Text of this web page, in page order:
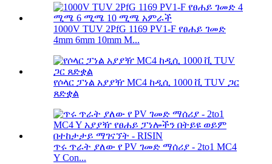
1000V TUV 2PfG 1169 PV1-F የፀሐይ ገመድ
4mm 6mm 10mm M...
የሶላር ፓነል አያያዥ MC4 ከዲሲ 1000 ቪ TUV ጋር
ጸድቋል
ጥሩ ጥራት ያለው የ PV ገመድ ማሰሪያ - 2to1 MC4
Y Con...